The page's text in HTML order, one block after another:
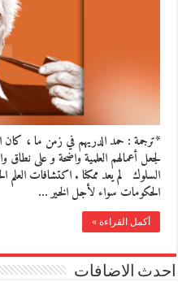
*ترجمة : حمد الدريهم في زمن ما ، كان
لجعل أعمالهم العلمية واضحة و على
السلوك لم يعد ممكنا . اكتشافات
الحكومات سواء لأجل الخير …
أكمل القراءة »
احدث الاضافات